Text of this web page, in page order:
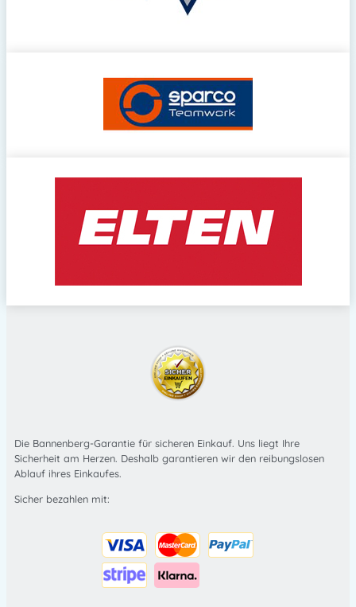
Die Bannenberg-Garantie für sicheren Einkauf. Uns liegt Ihre
Sicherheit am Herzen. Deshalb garantieren wir den reibungslosen
Ablauf ihres Einkaufes.
Sicher bezahlen mit: